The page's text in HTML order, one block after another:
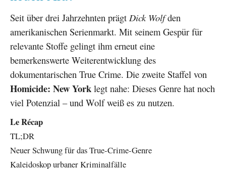
Seit über drei Jahrzehnten prägt Dick Wolfden
amerikanischen Serienmarkt. Mit seinem Gespür für
relevante Stoffe gelingt ihm erneut eine
bemerkenswerte Weiterentwicklung des
dokumentarischen True Crime. Die zweite Staffel von
Homicide: New York legt nahe: Dieses Genre hat noch
viel Potenzial – und Wolf weiß es zu nutzen.
Le Récap
TL;DR
Neuer Schwung für das True-Crime-Genre
Kaleidoskop urbaner Kriminalfälle